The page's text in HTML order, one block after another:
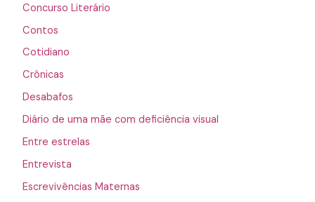
Concurso Literário
Contos
Cotidiano
Crônicas
Desabafos
Diário de uma mãe com deficiência visual
Entre estrelas
Entrevista
Escrevivências Maternas